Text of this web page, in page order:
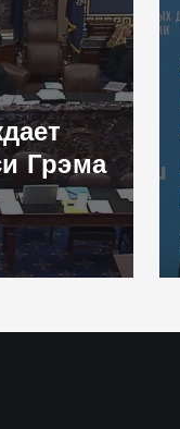
Грэма